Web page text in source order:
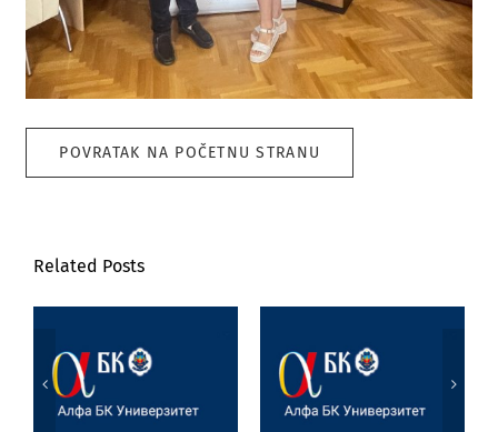
POVRATAK NA POČETNU STRANU
Related Posts
Jezik, književnost
i veštačka
Marijane
Joksimović
Univerzitetu u